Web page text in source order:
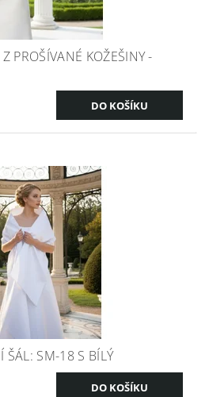
PROŠÍVANÉ KOŽEŠINY -
ŠÁL: SM-18 S BÍLÝ